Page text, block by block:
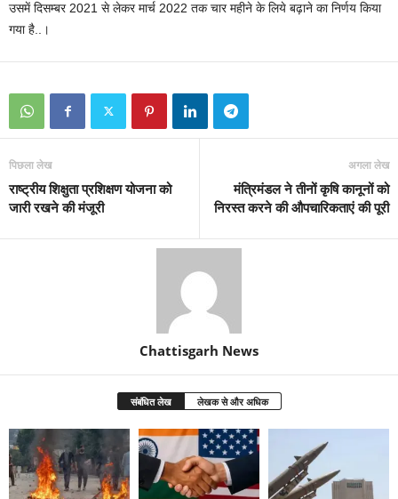
उसमें दिसम्‍बर 2021 से लेकर मार्च 2022 तक चार महीने के लिये बढ़ाने का निर्णय किया
गया है..।
पिछला लेख
राष्ट्रीय शिक्षुता प्रशिक्षण योजना को
जारी रखने की मंजूरी
अगला लेख
मंत्रिमंडल ने तीनों कृषि कानूनों को
निरस्त करने की औपचारिकताएं की पूरी
Chattisgarh News
संबंधित लेख लेखक से और अधिक